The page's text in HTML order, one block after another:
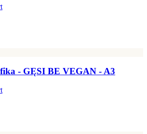
- GĘSI BE VEGAN - A3